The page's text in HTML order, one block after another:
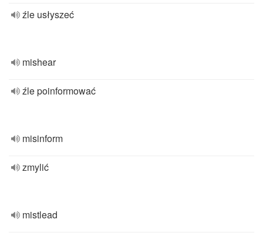
źle usłyszeć
mishear
źle poinformować
misinform
zmylić
mistlead